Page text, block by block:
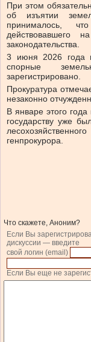
При этом
об изъятии
принималось,
действовавшего
законодательства.
3 июня 2026 года
спорные
зарегистрировано.
Прокуратура
незаконно
В январе этого
государству уже
генпрокурора.
Что скажете, Аноним?
Если Вы
дискуссии — введите
свой логин (email)
Если Вы еще не